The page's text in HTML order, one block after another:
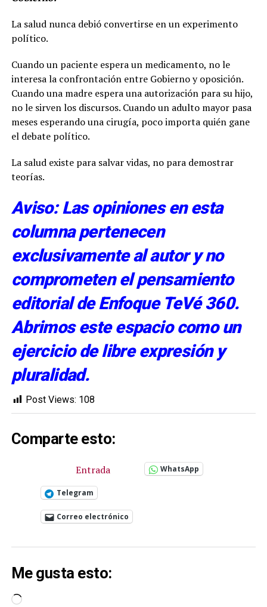
La salud nunca debió convertirse en un experimento
político.
Cuando un paciente espera un medicamento, no le
interesa la confrontación entre Gobierno y oposición.
Cuando una madre espera una autorización para su hijo,
no le sirven los discursos. Cuando un adulto mayor pasa
meses esperando una cirugía, poco importa quién gane
el debate político.
La salud existe para salvar vidas, no para demostrar
teorías.
Aviso: Las opiniones en esta
columna pertenecen
exclusivamente al autor y no
comprometen el pensamiento
editorial de Enfoque TeVé 360.
Abrimos este espacio como un
ejercicio de libre expresión y
pluralidad.
Post Views: 108
Comparte esto:
Entrada WhatsApp
Telegram
Correo electrónico
Me gusta esto:
Cargando...